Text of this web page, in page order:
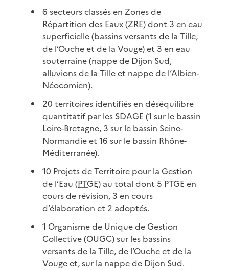
6 secteurs classés en Zones de
Répartition des Eaux (ZRE) dont 3 en eau
superficielle (bassins versants de la Tille,
de l’Ouche et de la Vouge) et 3 en eau
souterraine (nappe de Dijon Sud,
alluvions de la Tille et nappe de l’Albien-
Néocomien).
20 territoires identifiés en déséquilibre
quantitatif par les SDAGE (1 sur le bassin
Loire-Bretagne, 3 sur le bassin Seine-
Normandie et 16 sur le bassin Rhône-
Méditerranée).
10 Projets de Territoire pour la Gestion
de l’Eau (PTGE) au total dont 5 PTGE en
cours de révision, 3 en cours
d’élaboration et 2 adoptés.
1 Organisme de Unique de Gestion
Collective (OUGC) sur les bassins
versants de la Tille, de l’Ouche et de la
Vouge et, sur la nappe de Dijon Sud.